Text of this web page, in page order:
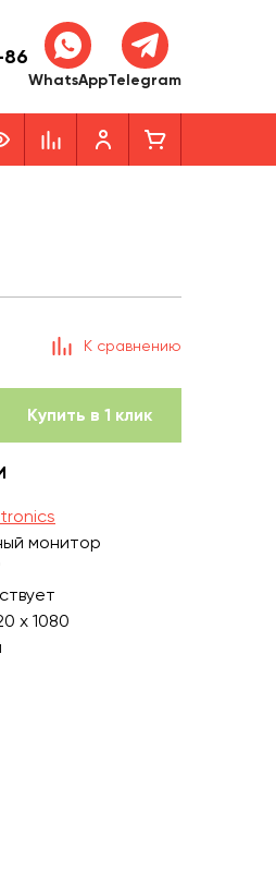
86
WhatsAppTelegram
К сравнению
Купить в 1 клик
монитор
х 1080